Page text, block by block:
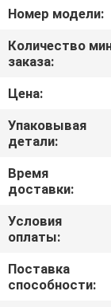
НАША
ФАБРИКА
КОНТРОЛЬ
КАЧЕСТВА
ДАННЫЕ
НОВОСТИ
Номер модели:
Количество
заказа:
Цена:
Упаковывая
детали:
Время
доставки:
Условия
оплаты:
Поставка
способности: